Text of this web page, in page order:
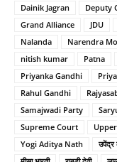
Dainik Jagran
Deputy
Grand Alliance
JDU
Nalanda
Narendra
nitish kumar
Patna
Priyanka Gandhi
Rahul Gandhi
Samajwadi Party
Supreme Court
Yogi Aditya Nath
उपेंद्र